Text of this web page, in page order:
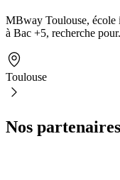
MBway Toulouse, école
à Bac +5, recherche
Toulouse
Nos